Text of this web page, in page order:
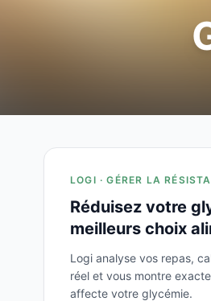
LOGI · GÉRER LA
Réduisez votre
meilleurs choix
Logi analyse vos repas,
réel et vous montre
affecte votre glycémie.